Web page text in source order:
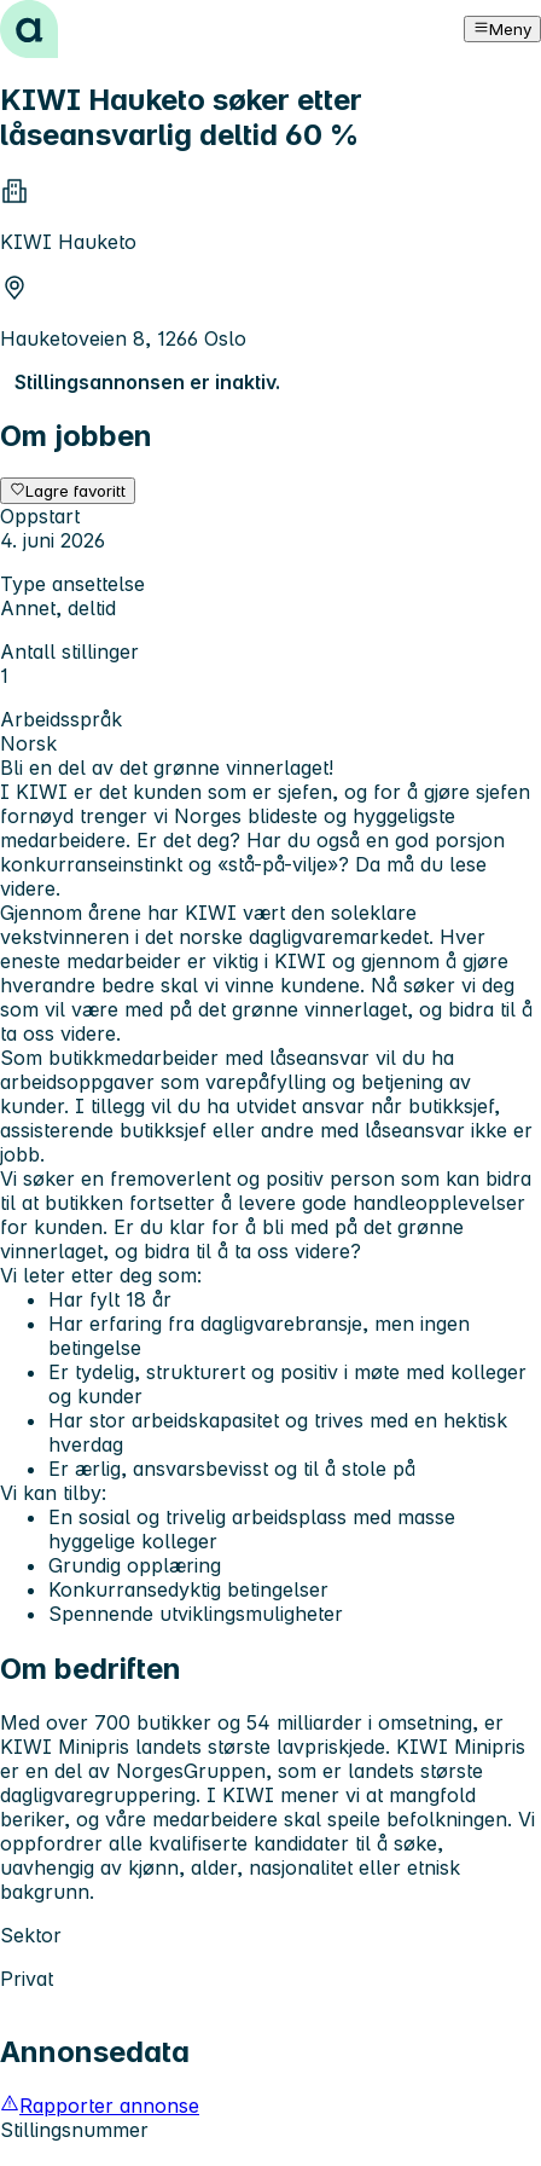
Hopp til innhold Meny
KIWI Hauketo søker etter
låseansvarlig deltid 60 %
KIWI Hauketo
Hauketoveien 8, 1266 Oslo
Stillingsannonsen er inaktiv.
Om jobben
Lagre favoritt
Oppstart
4. juni 2026
Type ansettelse
Annet, deltid
Antall stillinger
1
Arbeidsspråk
Norsk
Bli en del av det grønne vinnerlaget!
I KIWI er det kunden som er sjefen, og for å gjøre sjefen
fornøyd trenger vi Norges blideste og hyggeligste
medarbeidere. Er det deg? Har du også en god porsjon
konkurranseinstinkt og «stå-på-vilje»? Da må du lese
videre.
Gjennom årene har KIWI vært den soleklare
vekstvinneren i det norske dagligvaremarkedet. Hver
eneste medarbeider er viktig i KIWI og gjennom å gjøre
hverandre bedre skal vi vinne kundene. Nå søker vi deg
som vil være med på det grønne vinnerlaget, og bidra til å
ta oss videre.
Som butikkmedarbeider med låseansvar vil du ha
arbeidsoppgaver som varepåfylling og betjening av
kunder. I tillegg vil du ha utvidet ansvar når butikksjef,
assisterende butikksjef eller andre med låseansvar ikke er
jobb.
Vi søker en fremoverlent og positiv person som kan bidra
til at butikken fortsetter å levere gode handleopplevelser
for kunden. Er du klar for å bli med på det grønne
vinnerlaget, og bidra til å ta oss videre?
Vi leter etter deg som:
Har fylt 18 år
Har erfaring fra dagligvarebransje, men ingen
betingelse
Er tydelig, strukturert og positiv i møte med kolleger
og kunder
Har stor arbeidskapasitet og trives med en hektisk
hverdag
Er ærlig, ansvarsbevisst og til å stole på
Vi kan tilby:
En sosial og trivelig arbeidsplass med masse
hyggelige kolleger
Grundig opplæring
Konkurransedyktig betingelser
Spennende utviklingsmuligheter
Om bedriften
Med over 700 butikker og 54 milliarder i omsetning, er
KIWI Minipris landets største lavpriskjede. KIWI Minipris
er en del av NorgesGruppen, som er landets største
dagligvaregruppering. I KIWI mener vi at mangfold
beriker, og våre medarbeidere skal speile befolkningen. Vi
oppfordrer alle kvalifiserte kandidater til å søke,
uavhengig av kjønn, alder, nasjonalitet eller etnisk
bakgrunn.
Sektor
Privat
Annonsedata
Rapporter annonse
Stillingsnummer